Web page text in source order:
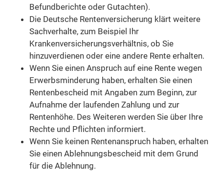
Befundberichte oder Gutachten).
Die Deutsche Rentenversicherung klärt weitere
Sachverhalte, zum Beispiel Ihr
Krankenversicherungsverhältnis, ob Sie
hinzuverdienen oder eine andere Rente erhalten.
Wenn Sie einen Anspruch auf eine Rente wegen
Erwerbsminderung haben, erhalten Sie einen
Rentenbescheid mit Angaben zum Beginn, zur
Aufnahme der laufenden Zahlung und zur
Rentenhöhe. Des Weiteren werden Sie über Ihre
Rechte und Pflichten informiert.
Wenn Sie keinen Rentenanspruch haben, erhalten
Sie einen Ablehnungsbescheid mit dem Grund
für die Ablehnung.